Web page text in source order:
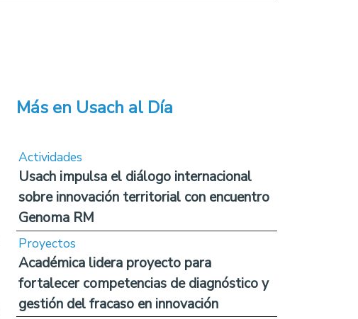
Más en Usach al Día
Actividades
Usach impulsa el diálogo internacional
sobre innovación territorial con encuentro
Genoma RM
Proyectos
Académica lidera proyecto para
fortalecer competencias de diagnóstico y
gestión del fracaso en innovación